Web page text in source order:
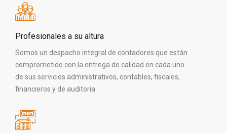
Profesionales a su altura
Somos un despacho integral de contadores que están
comprometido con la entrega de calidad en cada uno
de sus servicios administrativos, contables, fiscales,
financieros y de auditoria